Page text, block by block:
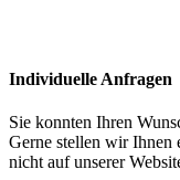
Individuelle Anfragen
Sie konnten Ihren
Gerne stellen wir Ihnen
nicht auf unserer